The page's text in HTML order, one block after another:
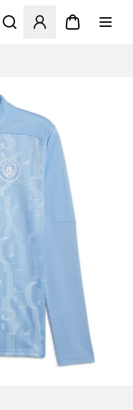
Opent een venster om in